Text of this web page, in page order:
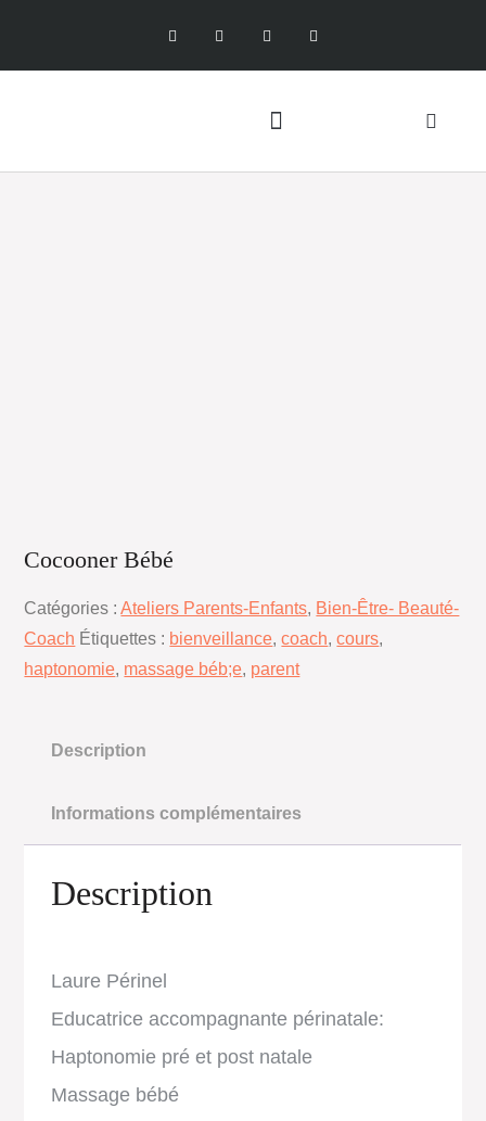
Cocooner Bébé
Catégories :Ateliers Parents-Enfants, Bien-Être- Beauté-
Coach Étiquettes : bienveillance,coach,cours,
haptonomie, massage béb;e, parent
Description
Informations complémentaires
Description
Laure Périnel
Educatrice accompagnante périnatale:
Haptonomie pré et post natale
Massage bébé